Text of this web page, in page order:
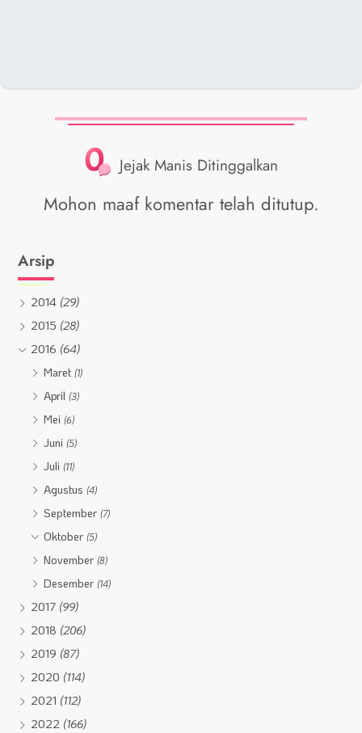
0 Jejak Manis Ditinggalkan
Mohon maaf komentar telah ditutup.
Arsip
2014 (29)
2015 (28)
2016 (64)
Maret(1)
April(3)
Mei(6)
Juni(5)
Juli(11)
Agustus(4)
September(7)
Oktober(5)
November(8)
Desember(14)
2017 (99)
2018 (206)
2019 (87)
2020 (114)
2021 (112)
2022 (166)